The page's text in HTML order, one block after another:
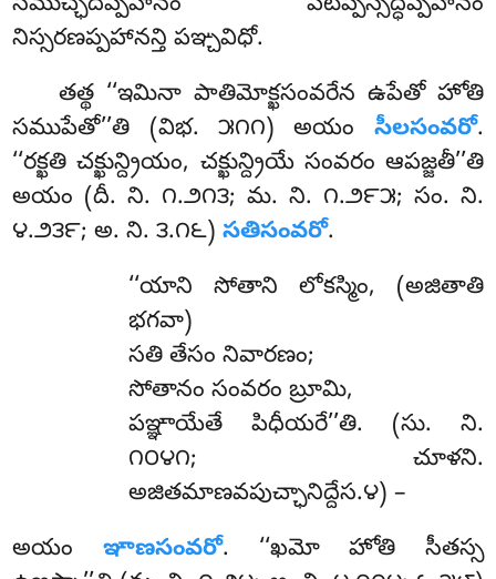
నిస్సరణప్పహానన్తి పఞ్చవిధో.
తత్థ ‘‘ఇమినా పాతిమోక్ఖసంవరేన ఉపేతో హోతి
సముపేతో’’తి (విభ. ౫౧౧) అయం సీలసంవరో.
‘‘రక్ఖతి చక్ఖున్ద్రియం, చక్ఖున్ద్రియే సంవరం ఆపజ్జతీ’’తి
అయం (దీ. ని. ౧.౨౧౩; మ. ని. ౧.౨౯౫; సం. ని.
౪.౨౩౯; అ. ని. ౩.౧౬)సతిసంవరో.
‘‘యాని సోతాని లోకస్మిం, (అజితాతి
భగవా)
సతి తేసం నివారణం;
సోతానం సంవరం బ్రూమి,
పఞ్ఞాయేతే పిధీయరే’’తి. (సు. ని.
౧౦౪౧; చూళని.
అజితమాణవపుచ్ఛానిద్దేస.౪) –
అయం ఞాణసంవరో. ‘‘ఖమో హోతి సీతస్స